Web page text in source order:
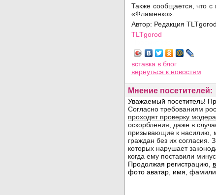
Также сообщается, что
«Фламенко».
Автор: Редакция TLTgorod
TLTgorod
вставка в блог
вернуться к новостям
Мнение посетителей: